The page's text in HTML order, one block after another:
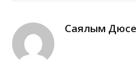
Саялым